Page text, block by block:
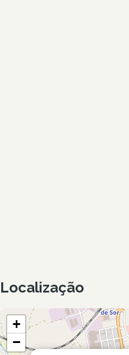
Localização
+
−